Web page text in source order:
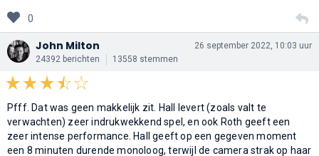
0
John Milton
24392 berichten 13558 stemmen
26 september 2022, 10:03 uur
Pfff. Dat was geen makkelijk zit. Hall levert (zoals valt te
verwachten) zeer indrukwekkend spel, en ook Roth geeft een
zeer intense performance. Hall geeft op een gegeven moment
een 8 minuten durende monoloog, terwijl de camera strak op haar